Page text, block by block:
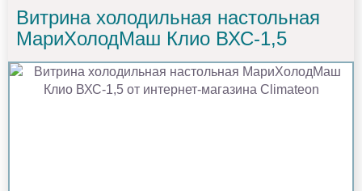
Витрина холодильная настольная
МариХолодМаш Клио ВХС-1,5